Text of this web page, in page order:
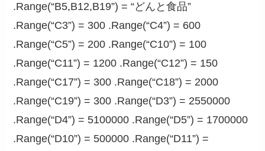
.Range(“B5,B12,B19”) = “どんと食品”
.Range(“C3”) = 300 .Range(“C4”) = 600
.Range(“C5”) = 200 .Range(“C10”) = 100
.Range(“C11”) = 1200 .Range(“C12”) = 150
.Range(“C17”) = 300 .Range(“C18”) = 2000
.Range(“C19”) = 300 .Range(“D3”) = 2550000
.Range(“D4”) = 5100000 .Range(“D5”) = 1700000
.Range(“D10”) = 500000 .Range(“D11”) =